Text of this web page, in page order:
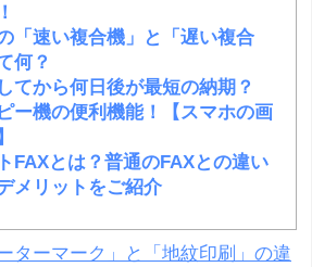
「速い複合機」と「遅い複合
何？
てから何日後が最短の納期？
ー機の便利機能！【スマホの画
FAXとは？普通のFAXとの違い
メリットをご紹介
ターマーク」と「地紋印刷」の違